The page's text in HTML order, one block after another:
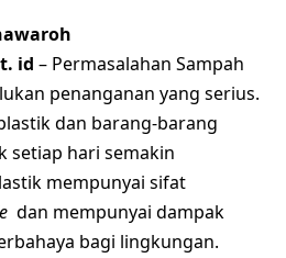
id – Permasalahan Sampah
penanganan yang serius.
dan barang-barang
setiap hari semakin
mempunyai sifat
dan mempunyai dampak
bagi lingkungan.